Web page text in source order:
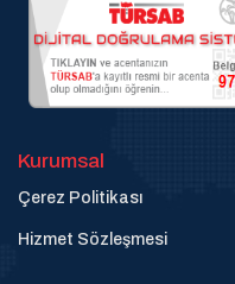
Kurumsal
Çerez Politikası
Hizmet Sözleşmesi